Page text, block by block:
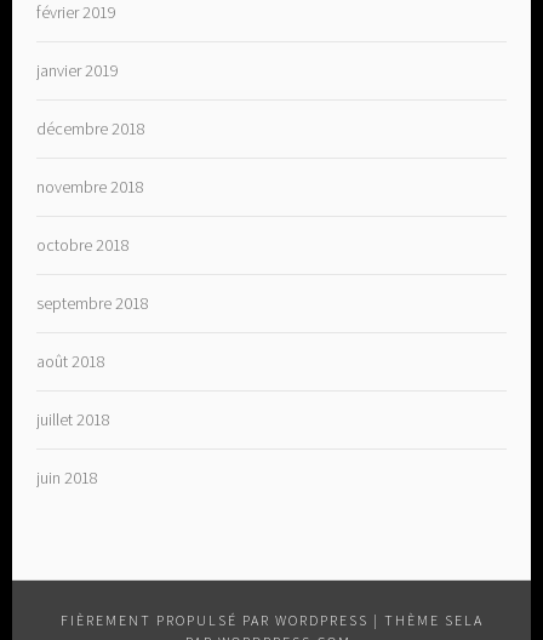
février 2019
janvier 2019
décembre 2018
novembre 2018
octobre 2018
septembre 2018
août 2018
juillet 2018
juin 2018
FIÈREMENT PROPULSÉ PAR WORDPRESS | THÈME SELA